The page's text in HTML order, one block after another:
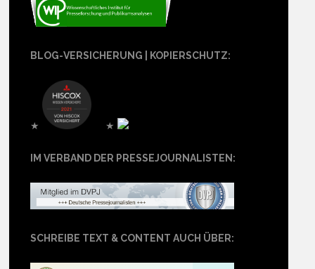
BLOG-VERSICHERUNG | KOPIERSCHUTZ:
★ ★
IM VERBAND DER PRESSEJOURNALISTEN:
SCHREIBE TEXT & CONTENT AUCH ÜBER: